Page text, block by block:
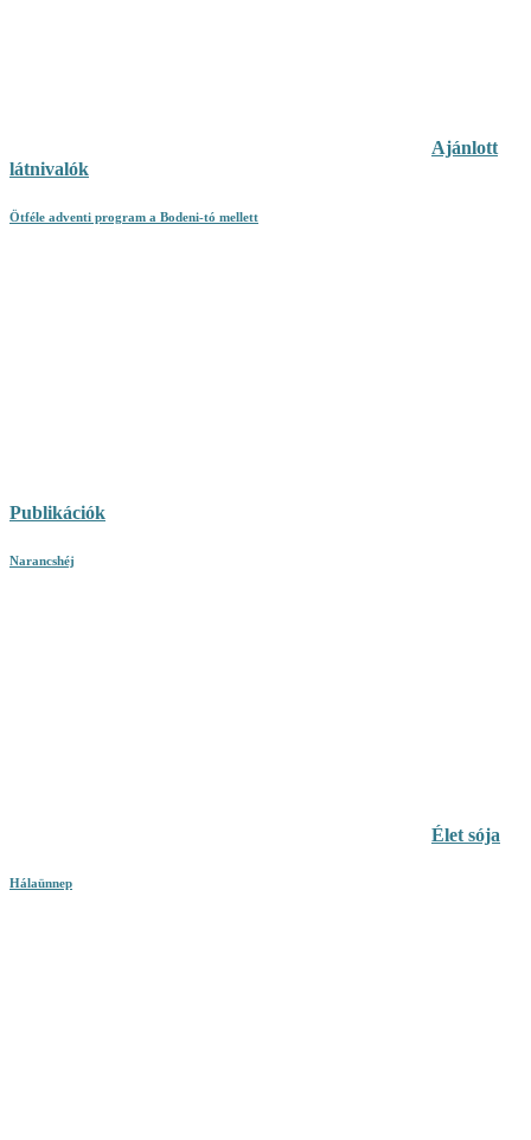
Ajánlott
látnivalók
Ötféle adventi program a Bodeni-tó mellett
Publikációk
Narancshéj
Élet sója
Hálaünnep